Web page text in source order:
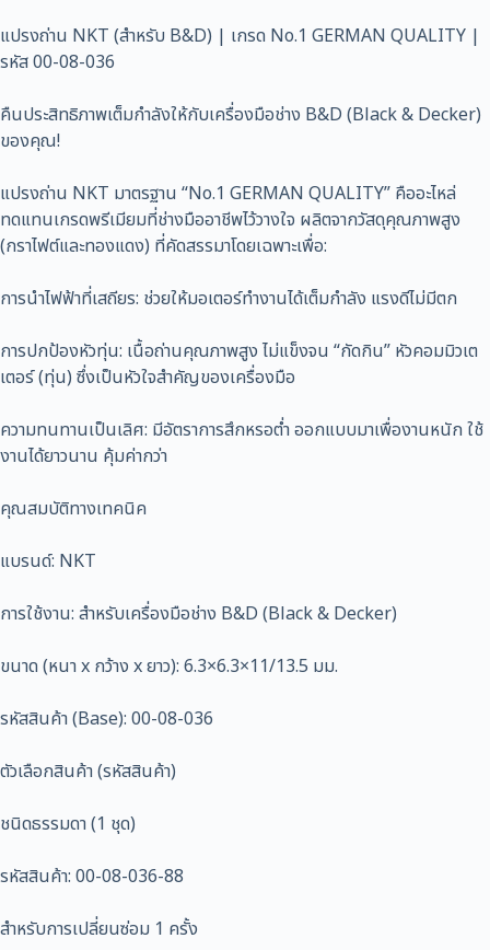
แปรงถ่าน NKT (สำหรับ B&D) | เกรด No.1 GERMAN QUALITY |
รหัส 00-08-036
คืนประสิทธิภาพเต็มกำลังให้กับเครื่องมือช่าง B&D (Black & Decker)
ของคุณ!
แปรงถ่าน NKT มาตรฐาน “No.1 GERMAN QUALITY” คืออะไหล่
ทดแทนเกรดพรีเมียมที่ช่างมืออาชีพไว้วางใจ ผลิตจากวัสดุคุณภาพสูง
(กราไฟต์และทองแดง) ที่คัดสรรมาโดยเฉพาะเพื่อ:
การนำไฟฟ้าที่เสถียร: ช่วยให้มอเตอร์ทำงานได้เต็มกำลัง แรงดีไม่มีตก
การปกป้องหัวทุ่น: เนื้อถ่านคุณภาพสูง ไม่แข็งจน “กัดกิน” หัวคอมมิวเต
เตอร์ (ทุ่น) ซึ่งเป็นหัวใจสำคัญของเครื่องมือ
ความทนทานเป็นเลิศ: มีอัตราการสึกหรอต่ำ ออกแบบมาเพื่องานหนัก ใช้
งานได้ยาวนาน คุ้มค่ากว่า
คุณสมบัติทางเทคนิค
แบรนด์: NKT
การใช้งาน: สำหรับเครื่องมือช่าง B&D (Black & Decker)
ขนาด (หนา x กว้าง x ยาว): 6.3×6.3×11/13.5 มม.
รหัสสินค้า (Base): 00-08-036
ตัวเลือกสินค้า (รหัสสินค้า)
ชนิดธรรมดา (1 ชุด)
รหัสสินค้า: 00-08-036-88
สำหรับการเปลี่ยนซ่อม 1 ครั้ง